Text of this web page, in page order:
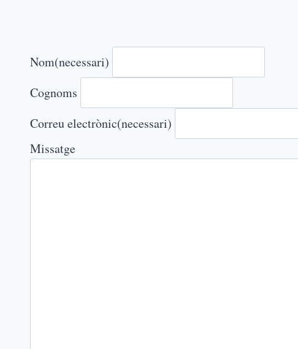
Nom(necessari)
Cognoms
Correu electrònic(necessari)
Missatge